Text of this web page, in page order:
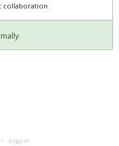
collaboration
English